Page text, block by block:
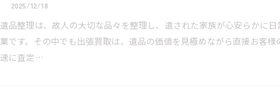
2025/12/18
遺品整理は、故人の大切な品々を整理し、遺された家族が心安らかに
業です。その中でも出張買取は、遺品の価値を見極めながら直接お客
速に査定…